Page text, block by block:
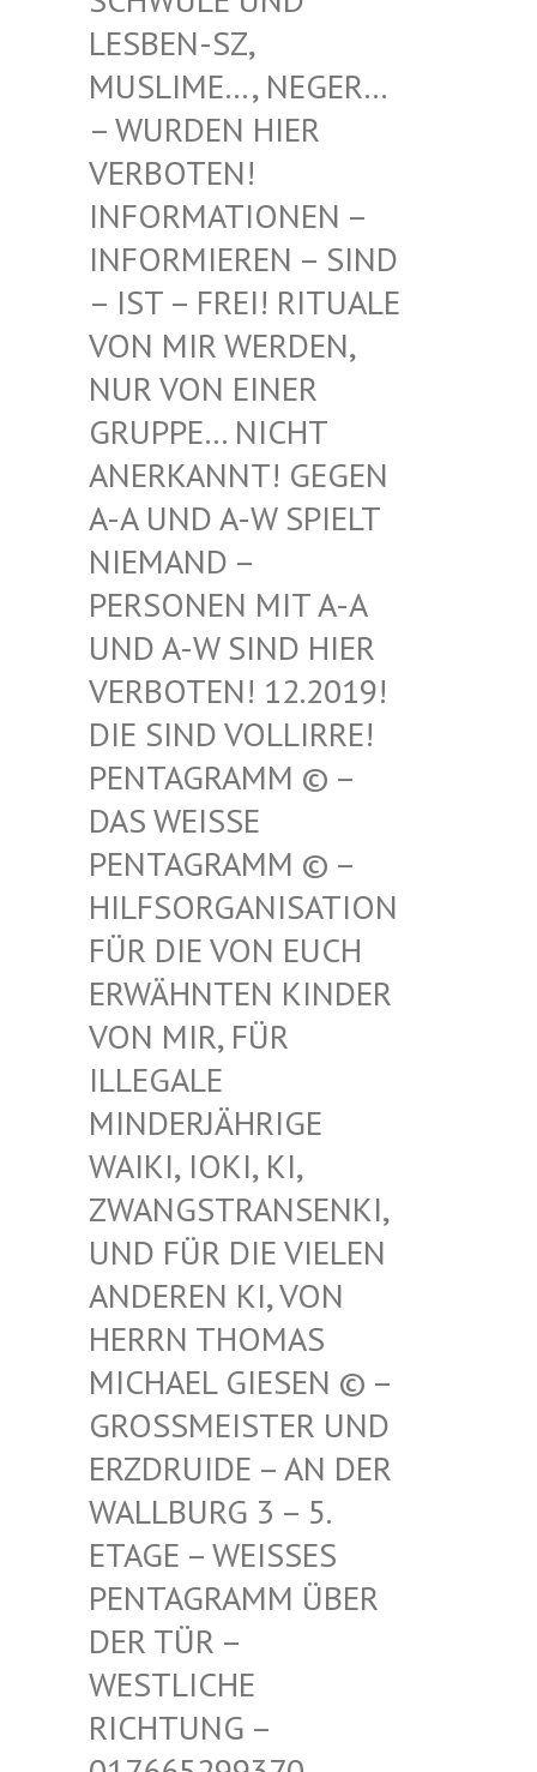
BEN-SZ, MUS
LIME…, NEGER… – W
URDEN HIER VER
BOTEN! INF
ORMATIONEN – INF
ORMIEREN – SIND – I
ST – FREI! RITUALE VON
MIR WERDEN, NUR
VON EINER GRU
PPE… NICHT ANE
RKANNT! GEGEN A-A
UND A-W SPIELT NIE
MAND – PER
SONEN MIT A-A UND
A-W SIND HIER VER
BOTEN! 12.2019! DIE
SIND VOLLIRRE! PEN
TAGRAMM © – DAS
WEISSE PENT
AGRAMM © – HILF
SORGANISATION FÜR
DIE VON EUCH ERWÄ
HNTEN KINDER VON
MIR, FÜR ILLE
GALE MIND
ERJÄHRIGE WAIK
I, IOKI, KI, ZWAN
GSTRANSENKI, UND
FÜR DIE VIELEN ANDE
REN KI, VON HERR
N THOMAS MICH
AEL GIESEN © – GROSS
MEISTER UND ERZDR
UIDE – AN DER WALLB
URG 3 – 5. ETAGE
– WEISSES PENTAG
RAMM ÜBER DER TÜ
R – WESTLI
CHE RICHTU
NG – 017665